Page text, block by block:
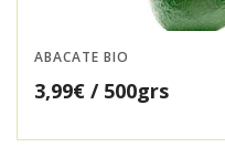
ABACATE BIO
3,99€ / 500grs